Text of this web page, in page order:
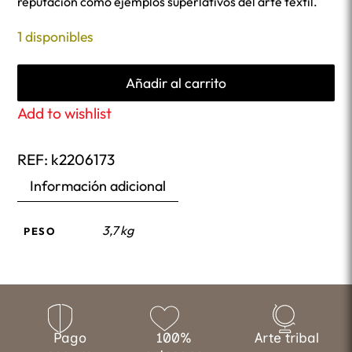
1 disponibles
Añadir al carrito
Add to wishlist
REF: k2206173
Información adicional
PESO 3,7 kg
Pago
100%
Arte tribal